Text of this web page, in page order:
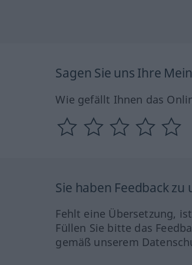
Sagen Sie uns Ihre
Wie gefällt Ihnen das
Sie haben Feedback
Fehlt eine Übersetzung,
Füllen Sie bitte das
gemäß unserem